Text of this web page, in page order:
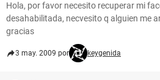
Hola, por favor necesito recuperar mi
desahabilitada, necvesito q alguien me
gracias
3 may. 2009 por keygenida